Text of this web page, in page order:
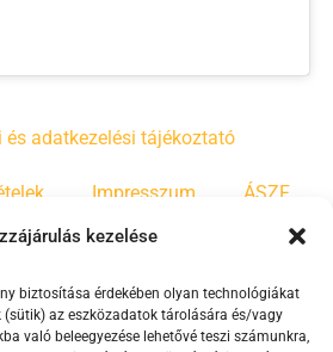
kezelése
biztosítása érdekében olyan technológiákat
(sütik) az eszközadatok tárolására és/vagy
való beleegyezése lehetővé teszi számunkra,
és adatkezelési tájékoztató
Impresszum ÁSZF
Moderálási szabályzat